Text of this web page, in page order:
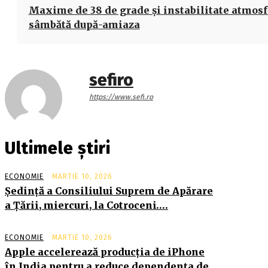
Maxime de 38 de grade şi instabilitate
sâmbătă după-amiaza
sefiro
https://www.sefi.ro
Ultimele știri
ECONOMIE MARTIE 10, 2026
Şedinţă a Consiliului Suprem de Apărare
a Ţării, miercuri, la Cotroceni….
ECONOMIE MARTIE 10, 2026
Apple accelerează producția de iPhone